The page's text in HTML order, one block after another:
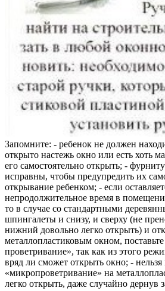
Запомните: - ребенок не должен
открыто настежь окно или есть хоть
его самостоятельно открыть; -
исправны, чтобы предупредить их
открывание ребенком; - если
непродолжительное время в
то в случае со стандартными
шпингалеты и снизу, и сверху (не
нижний довольно легко открыть) и
металлопластиковым окном,
проветривание», так как из этого
вряд ли сможет открыть окно; -
«микропроветривание» на
легко открыть, даже случайно дернув